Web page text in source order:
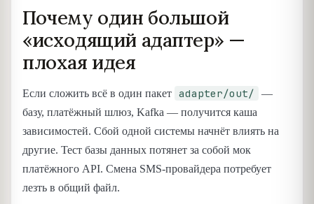
Почему один большой
«исходящий адаптер» —
плохая идея
Если сложить всё в один пакет adapter/out/
—
базу, платёжный шлюз, Kafka — получится каша
зависимостей. Сбой одной системы начнёт влиять на
другие. Тест базы данных потянет за собой мок
платёжного API. Смена SMS-провайдера потребует
лезть в общий файл.